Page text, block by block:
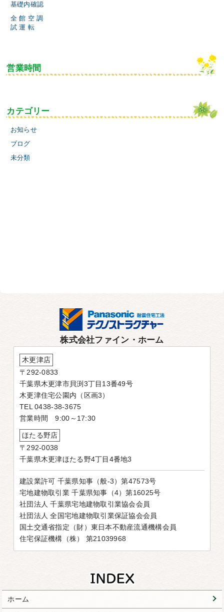
基礎内確認
全 館 空 調
試 運 転
営業時間
カテゴリー
お知らせ
ブログ
未分類
株式会社ファイン・ホーム
木更津店
〒292-0833
千葉県木更津市貝渕3丁目13番49号
木更津住宅公園内（区画3）
TEL 0438-38-3675
営業時間 9:00～17:30
ほたる野店
〒292-0038
千葉県木更津ほたる野4丁目4番地3
建設業許可 千葉県知事（般-3）第47573号
宅地建物取引業 千葉県知事（4）第16025号
社団法人 千葉県宅地建物取引業協会会員
社団法人 全国宅地建物取引業保証協会会員
国土交通省指定（財）東日本不動産流通機構会員
住宅保証機構（株） 第21039968
ホーム